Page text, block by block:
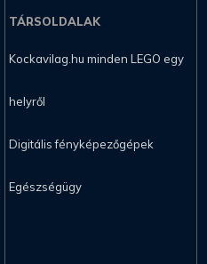
TÁRSOLDALAK
Kockavilag.hu minden LEGO egy
helyről
Digitális fényképezőgépek
Egészségügy